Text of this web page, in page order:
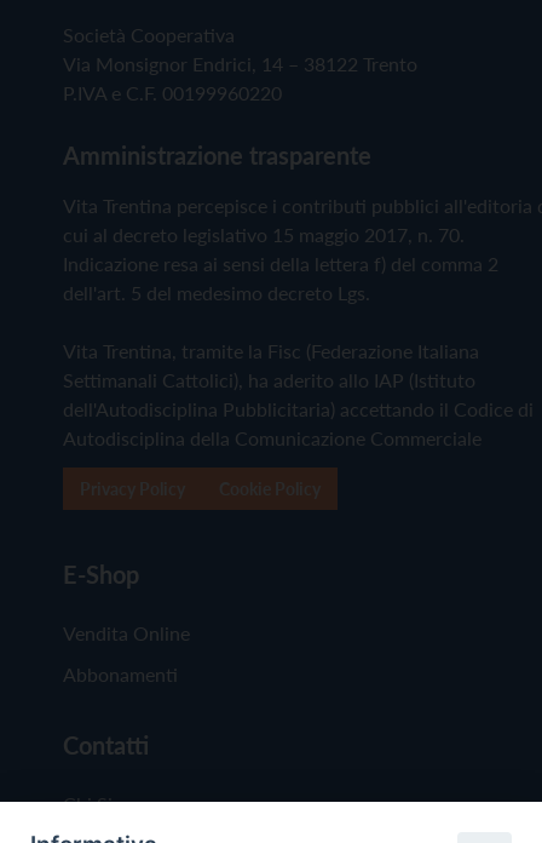
Società Cooperativa
Via Monsignor Endrici, 14 – 38122 Trento
P.IVA e C.F. 00199960220
Amministrazione trasparente
Vita Trentina percepisce i contributi pubblici all'editoria
cui al decreto legislativo 15 maggio 2017, n. 70.
Indicazione resa ai sensi della lettera f) del comma 2
dell'art. 5 del medesimo decreto Lgs.
Vita Trentina, tramite la Fisc (Federazione Italiana
Settimanali Cattolici), ha aderito allo IAP (Istituto
dell'Autodisciplina Pubblicitaria) accettando il Codice di
Autodisciplina della Comunicazione Commerciale
E-Shop
Vendita Online
Abbonamenti
Contatti
Chi Siamo